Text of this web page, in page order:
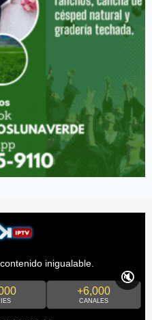
inigualable.
+6,000
CANALES
🔇